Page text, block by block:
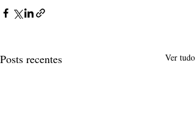
Posts recentes Ver tudo